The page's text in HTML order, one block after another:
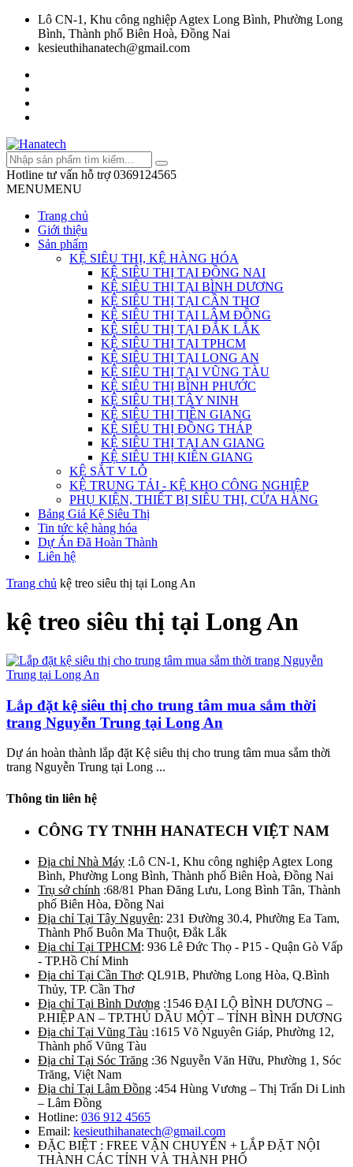
Lô CN-1, Khu công nghiệp Agtex Long Bình, Phường Long
Bình, Thành phố Biên Hoà, Đồng Nai
kesieuthihanatech@gmail.com
Hotline tư vấn hỗ trợ 0369124565
MENUMENU
Trang chủ
Giới thiệu
Sản phẩm
KỆ SIÊU THỊ, KỆ HÀNG HÓA
KỆ SIÊU THỊ TẠI ĐỒNG NAI
KỆ SIÊU THỊ TẠI BÌNH DƯƠNG
KỆ SIÊU THỊ TẠI CẦN THƠ
KỆ SIÊU THỊ TẠI LÂM ĐỒNG
KỆ SIÊU THỊ TẠI ĐẮK LẮK
KỆ SIÊU THỊ TẠI TPHCM
KỆ SIÊU THỊ TẠI LONG AN
KỆ SIÊU THỊ TẠI VŨNG TÀU
KỆ SIÊU THỊ BÌNH PHƯỚC
KỆ SIÊU THỊ TÂY NINH
KỆ SIÊU THỊ TIỀN GIANG
KỆ SIÊU THỊ ĐỒNG THÁP
KỆ SIÊU THỊ TẠI AN GIANG
KỆ SIÊU THỊ KIÊN GIANG
KỆ SẮT V LỖ
KỆ TRUNG TẢI - KỆ KHO CÔNG NGHIỆP
PHỤ KIỆN, THIẾT BỊ SIÊU THỊ, CỬA HÀNG
Bảng Giá Kệ Siêu Thị
Tin tức kệ hàng hóa
Dự Án Đã Hoàn Thành
Liên hệ
Trang chủ kệ treo siêu thị tại Long An
kệ treo siêu thị tại Long An
Lắp đặt kệ siêu thị cho trung tâm mua sắm thời
trang Nguyễn Trung tại Long An
Dự án hoàn thành lắp đặt Kệ siêu thị cho trung tâm mua sắm thời
trang Nguyễn Trung tại Long ...
Thông tin liên hệ
CÔNG TY TNHH HANATECH VIỆT NAM
Địa chỉ Nhà Máy :Lô CN-1, Khu công nghiệp Agtex Long
Bình, Phường Long Bình, Thành phố Biên Hoà, Đồng Nai
Trụ sở chính :68/81 Phan Đăng Lưu, Long Bình Tân, Thành
phố Biên Hòa, Đồng Nai
Địa chỉ Tại Tây Nguyên: 231 Đường 30.4, Phường Ea Tam,
Thành Phố Buôn Ma Thuột, Đắk Lắk
Địa chỉ Tại TPHCM: 936 Lê Đức Thọ - P15 - Quận Gò Vấp
- TP.Hồ Chí Minh
Địa chỉ Tại Cần Thơ: QL91B, Phường Long Hòa, Q.Bình
Thủy, TP. Cần Thơ
Địa chỉ Tại Bình Dương :1546 ĐẠI LỘ BÌNH DƯƠNG –
P.HIỆP AN – TP.THỦ DẦU MỘT – TỈNH BÌNH DƯƠNG
Địa chỉ Tại Vũng Tàu :1615 Võ Nguyên Giáp, Phường 12,
Thành phố Vũng Tàu
Địa chỉ Tại Sóc Trăng :36 Nguyễn Văn Hữu, Phường 1, Sóc
Trăng, Việt Nam
Địa chỉ Tại Lâm Đồng :454 Hùng Vương – Thị Trấn Di Linh
– Lâm Đồng
Hotline: 036 912 4565
Email: kesieuthihanatech@gmail.com
ĐẶC BIỆT : FREE VẬN CHUYỂN + LẮP ĐẶT NỘI
THÀNH CÁC TỈNH VÀ THÀNH PHỐ